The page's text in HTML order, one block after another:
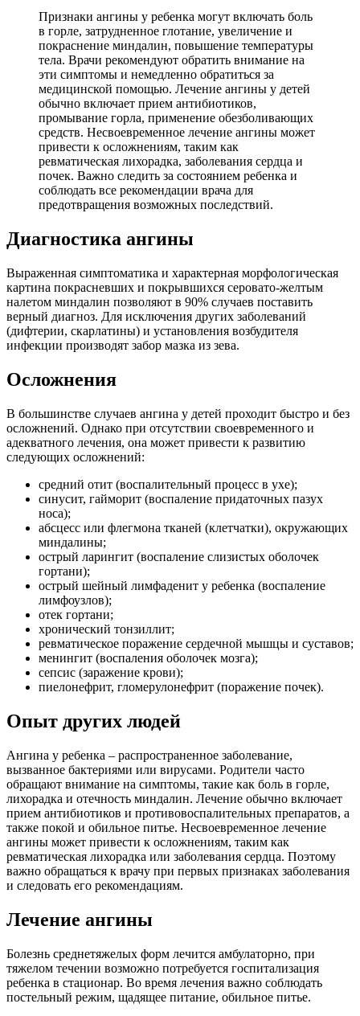
Признаки ангины у ребенка могут включать боль
в горле, затрудненное глотание, увеличение и
покраснение миндалин, повышение температуры
тела. Врачи рекомендуют обратить внимание на
эти симптомы и немедленно обратиться за
медицинской помощью. Лечение ангины у детей
обычно включает прием антибиотиков,
промывание горла, применение обезболивающих
средств. Несвоевременное лечение ангины может
привести к осложнениям, таким как
ревматическая лихорадка, заболевания сердца и
почек. Важно следить за состоянием ребенка и
соблюдать все рекомендации врача для
предотвращения возможных последствий.
Диагностика ангины
Выраженная симптоматика и характерная морфологическая
картина покрасневших и покрывшихся серовато-желтым
налетом миндалин позволяют в 90% случаев поставить
верный диагноз. Для исключения других заболеваний
(дифтерии, скарлатины) и установления возбудителя
инфекции производят забор мазка из зева.
Осложнения
В большинстве случаев ангина у детей проходит быстро и без
осложнений. Однако при отсутствии своевременного и
адекватного лечения, она может привести к развитию
следующих осложнений:
средний отит (воспалительный процесс в ухе);
синусит, гайморит (воспаление придаточных пазух
носа);
абсцесс или флегмона тканей (клетчатки), окружающих
миндалины;
острый ларингит (воспаление слизистых оболочек
гортани);
острый шейный лимфаденит у ребенка (воспаление
лимфоузлов);
отек гортани;
хронический тонзиллит;
ревматическое поражение сердечной мышцы и суставов;
менингит (воспаления оболочек мозга);
сепсис (заражение крови);
пиелонефрит, гломерулонефрит (поражение почек).
Опыт других людей
Ангина у ребенка – распространенное заболевание,
вызванное бактериями или вирусами. Родители часто
обращают внимание на симптомы, такие как боль в горле,
лихорадка и отечность миндалин. Лечение обычно включает
прием антибиотиков и противовоспалительных препаратов, а
также покой и обильное питье. Несвоевременное лечение
ангины может привести к осложнениям, таким как
ревматическая лихорадка или заболевания сердца. Поэтому
важно обращаться к врачу при первых признаках заболевания
и следовать его рекомендациям.
Лечение ангины
Болезнь среднетяжелых форм лечится амбулаторно, при
тяжелом течении возможно потребуется госпитализация
ребенка в стационар. Во время лечения важно соблюдать
постельный режим, щадящее питание, обильное питье.